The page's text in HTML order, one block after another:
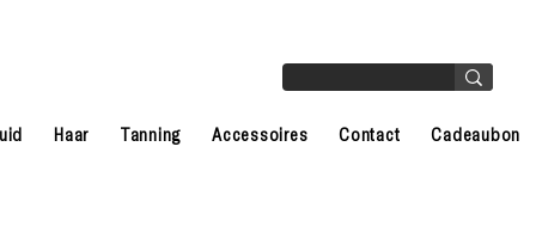
Haar Tanning Accessoires Contact Cadeaubon